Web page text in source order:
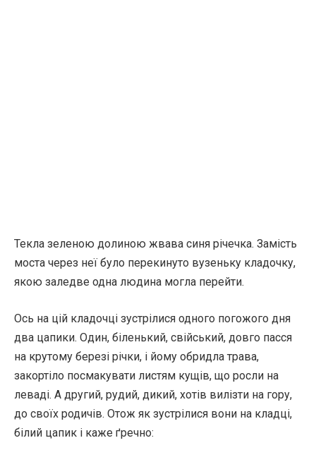
Текла зеленою долиною жвава синя річечка. Замість
моста через неї було перекинуто вузеньку кладочку,
якою заледве одна людина могла перейти.
Ось на цій кладочці зустрілися одного погожого дня
два цапики. Один, біленький, свійський, довго пасся
на крутому березі річки, і йому обридла трава,
закортіло посмакувати листям кущів, що росли на
леваді. А другий, рудий, дикий, хотів вилізти на гору,
до своїх родичів. Отож як зустрілися вони на кладці,
білий цапик і каже ґречно: